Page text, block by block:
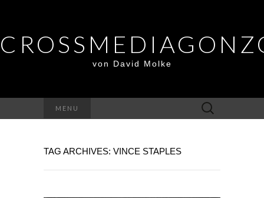
von David Molke
MENU
Suche
nach:
TAG ARCHIVES: VINCE STAPLES